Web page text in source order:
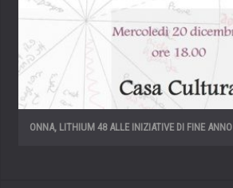
ONNA, LITHIUM 48 ALLE INIZIATIVE DI FINE ANNO